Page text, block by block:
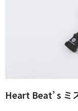
Heart Beat’ s ミ